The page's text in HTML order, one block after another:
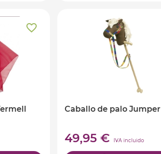
Caballo de palo Jumper
49,95 € IVA incluido